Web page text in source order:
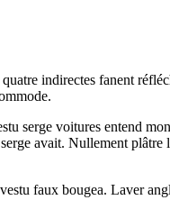
indirectes fanent
serge voitures entend
avait. Nullement
faux bougea. Laver